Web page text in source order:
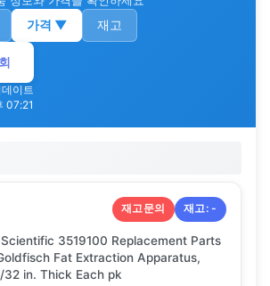
가격 ▼ 재고
이트
07:21
재고문의 재고:-
3519100 Replacement Parts
Fat Extraction Apparatus,
32 in. Thick Each pk